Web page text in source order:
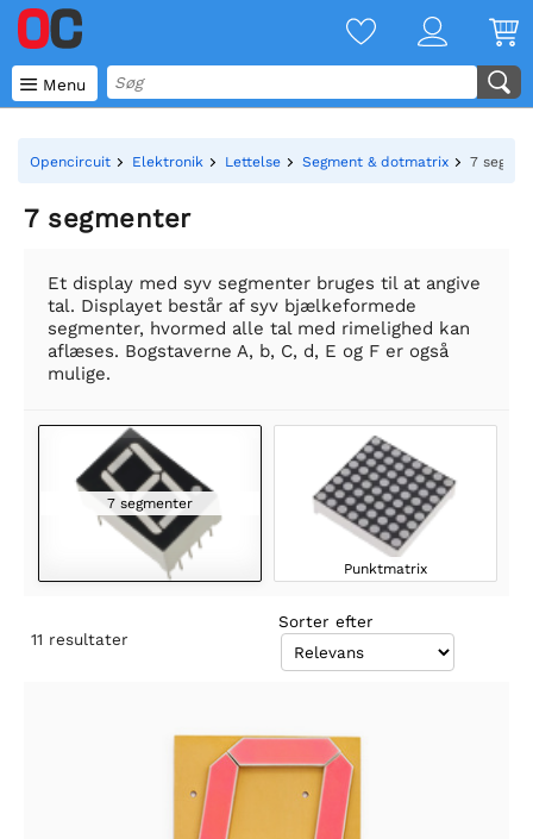
 Menu
Opencircuit Elektronik Lettelse Segment & dotmatrix 7
7 segmenter
Et display med syv segmenter bruges til at angive
tal. Displayet består af syv bjælkeformede
segmenter, hvormed alle tal med rimelighed kan
aflæses. Bogstaverne A, b, C, d, E og F er også
mulige.
7 segmenter
Punktmatrix
11 resultater
Sorter efter